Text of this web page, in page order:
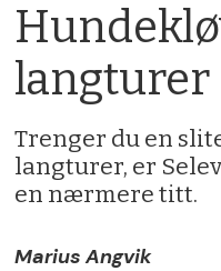
langturer
Trenger du en
langturer, er
en nærmere titt.
Marius Angvik